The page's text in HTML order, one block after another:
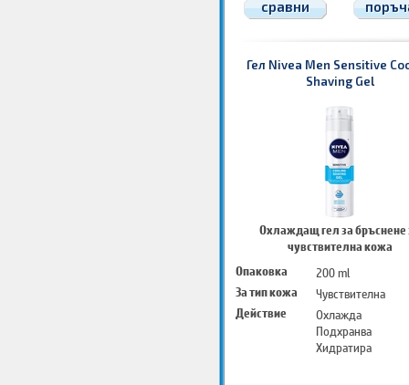
сравни
Гел Nivea Men Sensitive
Shaving Gel
Охлаждащ гел за бръснене
чувствителна кожа
Опаковка
200 ml
За тип кожа
Чувствителна
Действие
Охлажда
Подхранва
Хидратира